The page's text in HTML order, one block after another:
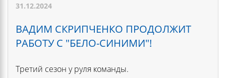
31.12.2024
ВАДИМ СКРИПЧЕНКО ПРОДОЛЖИТ
РАБОТУ С "БЕЛО-СИНИМИ"!
Третий сезон у руля команды.